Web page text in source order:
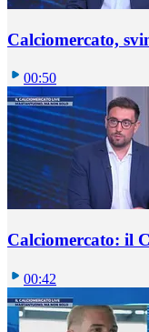
Calciomercato,
00:50
Calciomercato: il
00:42